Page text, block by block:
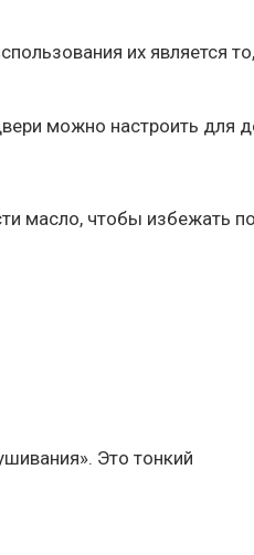
их является
можно настроить для
масло, чтобы избежать
Это тонкий